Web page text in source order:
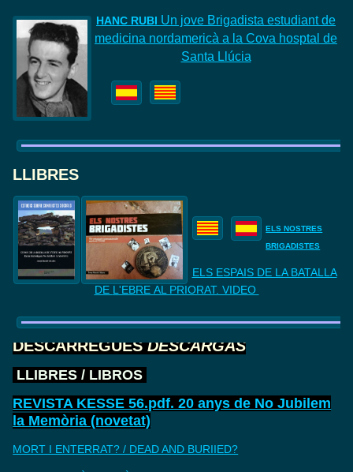
HANC RUBI Un jove Brigadista estudiant de
medicina nordamericà a la Cova hosptal de
Santa Llúcia
LLIBRES
ELS NOSTRES
BRIGADISTES
ELS ESPAIS DE LA BATALLA
DE L'EBRE AL PRIORAT. VIDEO
DESCARREGUESDESCARGAS
LLIBRES / LIBROS
REVISTA KESSE 56.pdf. 20 anys de No Jubilem
la Memòria (novetat)
MORT I ENTERRAT? / DEAD AND BURIIED?